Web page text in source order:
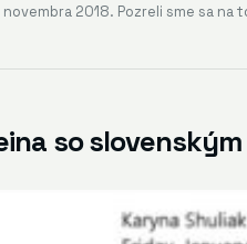
2018. Pozreli sme sa
so